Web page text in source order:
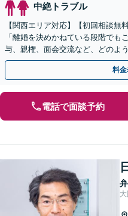
中絶トラブル
【関西エリア対応】【初回相談無
「離婚を決めかねている段階でも
与、親権、面会交流など、どのよ
間・休日面談可】【WEB面談】【
料
電話で面談予約